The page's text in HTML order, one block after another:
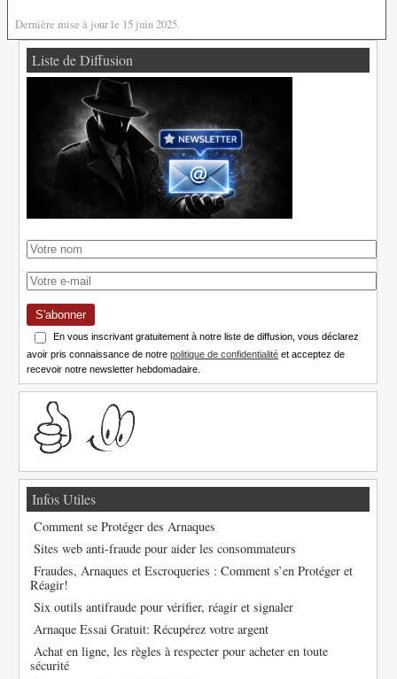
Dernière mise à jour le 15 juin 2025.
Liste de Diffusion
S'abonner
En vous inscrivant gratuitement à notre liste de diffusion, vous déclarez
avoir pris connaissance de notrepolitique de confidentialité et acceptez de
recevoir notre newsletter hebdomadaire.
Infos Utiles
Comment se Protéger des Arnaques
Sites web anti-fraude pour aider les consommateurs
Fraudes, Arnaques et Escroqueries : Comment s’en Protéger et
Réagir!
Six outils antifraude pour vérifier, réagir et signaler
Arnaque Essai Gratuit: Récupérez votre argent
Achat en ligne, les règles à respecter pour acheter en toute
sécurité